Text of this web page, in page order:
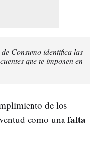
Consumo identifica las
que te imponen en
de los
como unafalta